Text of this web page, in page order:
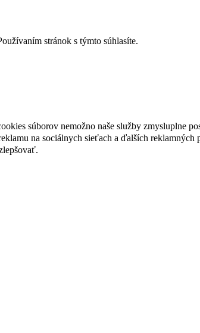
stránok s týmto súhlasíte.
súborov nemožno naše služby zmysluplne
na sociálnych sieťach a ďalších reklamných